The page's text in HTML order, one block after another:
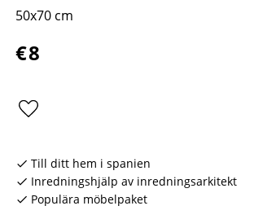
50x70 cm
€8
Add to favorites
Till ditt hem i spanien
Inredningshjälp av inredningsarkitekt
Populära möbelpaket